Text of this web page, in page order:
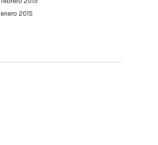
enero 2015